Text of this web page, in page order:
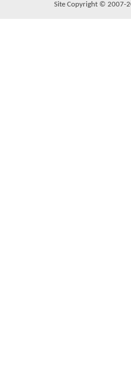
Site Copyright © 2007-